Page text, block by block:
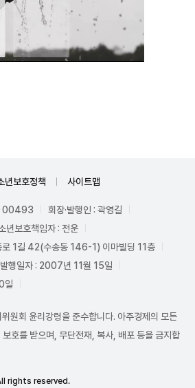
년보호정책 사이트맵
00493
회장·발행인 : 곽영길
년보호책임자 : 전운
로 1길 42(수송동 146-1) 이마빌딩 11층
발행일자 : 2007년 11월 15일
일
원회 윤리강령을 준수합니다. 아주경제의 모든
호를 받으며, 무단전재, 복사, 배포 등을 금지합
rights reserved.